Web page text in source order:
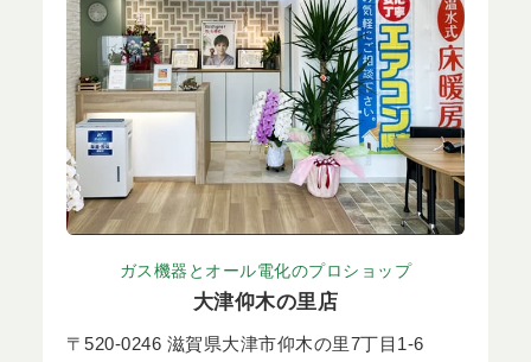
ガス機器とオール電化のプロショップ
大津仰木の里店
〒520-0246 滋賀県大津市仰木の里7丁目1-6